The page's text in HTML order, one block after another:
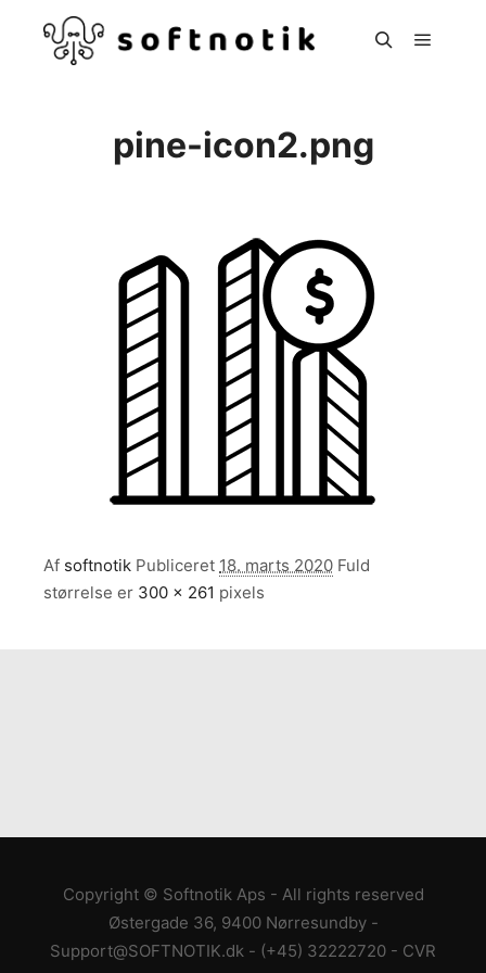
pine-icon2.png
Af softnotik Publiceret 18. marts 2020 Fuld
størrelse er 300 × 261 pixels
Copyright © Softnotik Aps - All rights reserved
Østergade 36, 9400 Nørresundby-
Support@SOFTNOTIK.dk - (+45) 32222720 - CVR